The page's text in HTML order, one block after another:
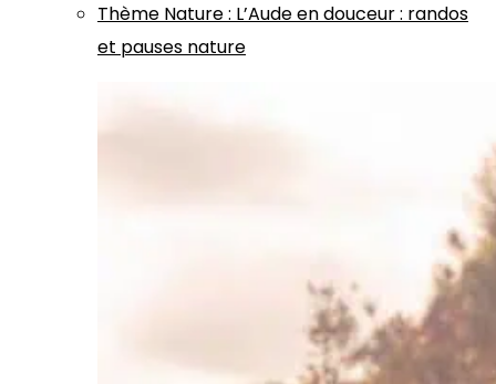
Thème Nature: L’Aude en douceur : randos
et pauses nature